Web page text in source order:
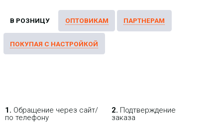
1. Обращение через сайт/
по телефону
2. Подтверждение
заказа